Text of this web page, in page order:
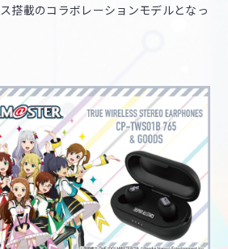
搭載のコラボレーションモデルとなっ